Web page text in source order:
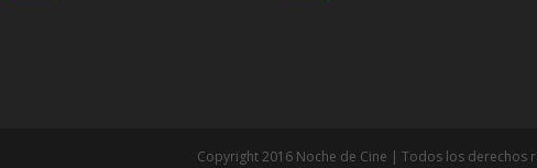
Copyright 2016 Noche de Cine | Todos los derechos